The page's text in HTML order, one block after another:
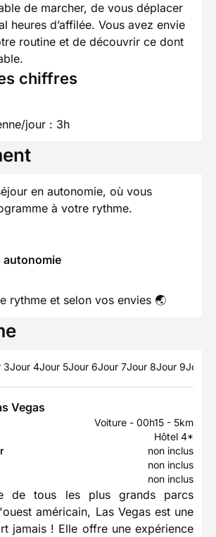
de marcher, de vous déplacer
heures d’affilée. Vous avez envie
routine et de découvrir ce dont
chiffres
jour : 3h
en autonomie, où vous
à votre rythme.
autonomie
rythme et selon vos envies 🌏
3Jour 4Jour 5Jour 6Jour 7Jour 8Jour 9Jour
Vegas
Voiture - 00h15 - 5km
Hôtel 4*
non inclus
non inclus
non inclus
de tous les plus grands parcs
américain, Las Vegas est une
jamais ! Elle offre une expérience